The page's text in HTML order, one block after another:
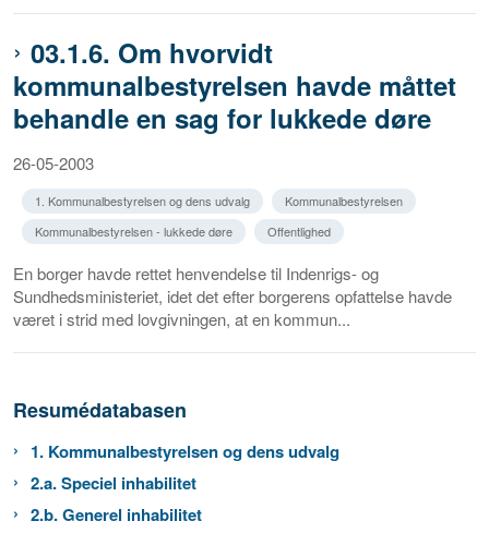
03.1.6. Om hvorvidt
kommunalbestyrelsen havde måttet
behandle en sag for lukkede døre
26-05-2003
1. Kommunalbestyrelsen og dens udvalg
Kommunalbestyrelsen
Kommunalbestyrelsen - lukkede døre
Offentlighed
En borger havde rettet henvendelse til Indenrigs- og
Sundhedsministeriet, idet det efter borgerens opfattelse havde
været i strid med lovgivningen, at en kommun...
Resumédatabasen
1. Kommunalbestyrelsen og dens udvalg
2.a. Speciel inhabilitet
2.b. Generel inhabilitet